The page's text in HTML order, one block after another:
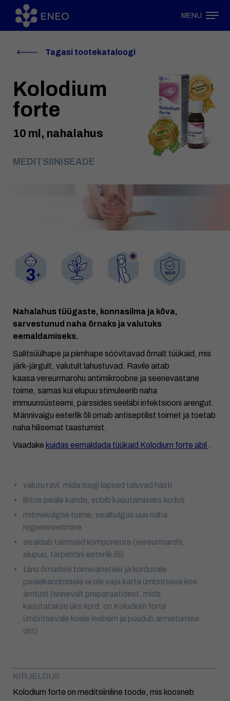
MENU
Tagasi tootekataloogi
Kolodium
forte
10 ml, nahalahus
MEDITSIINISEADE
Nahalahus tüügaste, konnasilma ja kõva,
sarvestunud naha õrnaks ja valutuks
eemaldamiseks.
Salitsüülhape ja piimhape söövitavad õrnalt tüükaid, mis
järk-järgult, valutult lahustuvad. Ravile aitab
kaasa vereurmarohu antimikroobne ja seenevastane
toime, samas kui elupuu stimuleerib naha
immuunsüsteemi, pärssides seeläbi infektsiooni arengut.
Männivaigu eeterlik õli omab antiseptilist toimet ja toetab
naha hilisemat taastumist.
Vaadake kuidas eemaldada tüükaid Kolodium forte abil .
valutu ravi, mida isegi lapsed taluvad hästi
lihtne peale kanda, sobib kasutamiseks kodus
mitmekülgne toime, sealhulgas uue naha
regenereerimine
sisaldab taimseid komponente (vereurmarohi,
elupuu, tärpentini eeterlik õli)
tänu õrnadele toimeainetele ja korduvale
pealekandmisele ei ole vaja karta ümbritseva koe
ärritust (erinevalt preparaatidest, mida
kasutatakse üks kord, on Kolodium forte
ümbritsevale koele leebem ja puudub armistumise
oht)
KIRJELDUS
Kolodium forte on meditsiiniline toode, mis koosneb